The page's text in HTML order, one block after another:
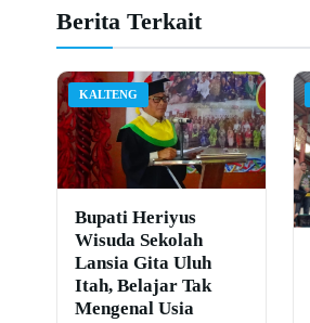
Berita Terkait
KALTENG
Bupati Heriyus
Wisuda Sekolah
Lansia Gita Uluh
Itah, Belajar Tak
Mengenal Usia